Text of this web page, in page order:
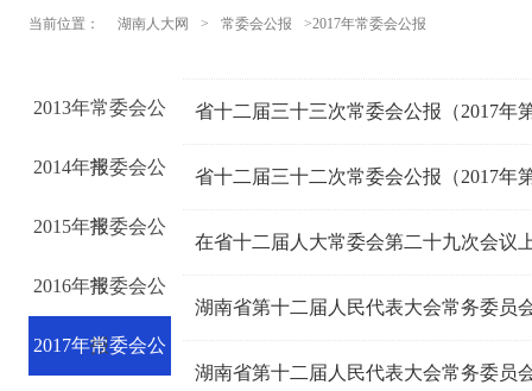
当前位置： 湖南人大网 > 常委会公报 >2017年常委会公报
2013年常委会公
报
2014年常委会公
报
2015年常委会公
报
2016年常委会公
报
2017年常委会公
省十二届三十三次常委会公报（2017年
省十二届三十二次常委会公报（2017年
在省十二届人大常委会第二十九次会
湖南省第十二届人民代表大会常务委员
湖南省第十二届人民代表大会常务委员